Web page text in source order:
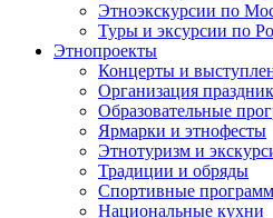
Этноэкскурсии по
Туры и эксурсии по
Этнопроекты
Концерты и
Организация
Образовательные
Ярмарки и этнофесты
Этнотуризм и
Традиции и обряды
Спортивные
Национальные кухни